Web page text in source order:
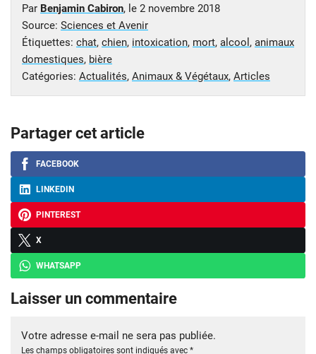
Par Benjamin Cabiron, le 2 novembre 2018
Source: Sciences et Avenir
Étiquettes: chat, chien, intoxication, mort, alcool , animaux
domestiques, bière
Catégories: Actualités, Animaux & Végétaux, Articles
Partager cet article
FACEBOOK
LINKEDIN
PINTEREST
X
WHATSAPP
Laisser un commentaire
Votre adresse e-mail ne sera pas publiée.
Les champs obligatoires sont indiqués avec *